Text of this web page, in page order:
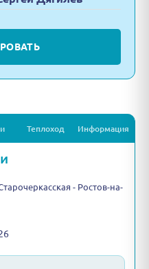
Теплоход Информация
- Ростов-на-